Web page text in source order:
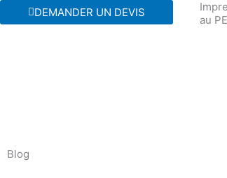
au
DEMANDER UN DEVIS
au
Blog